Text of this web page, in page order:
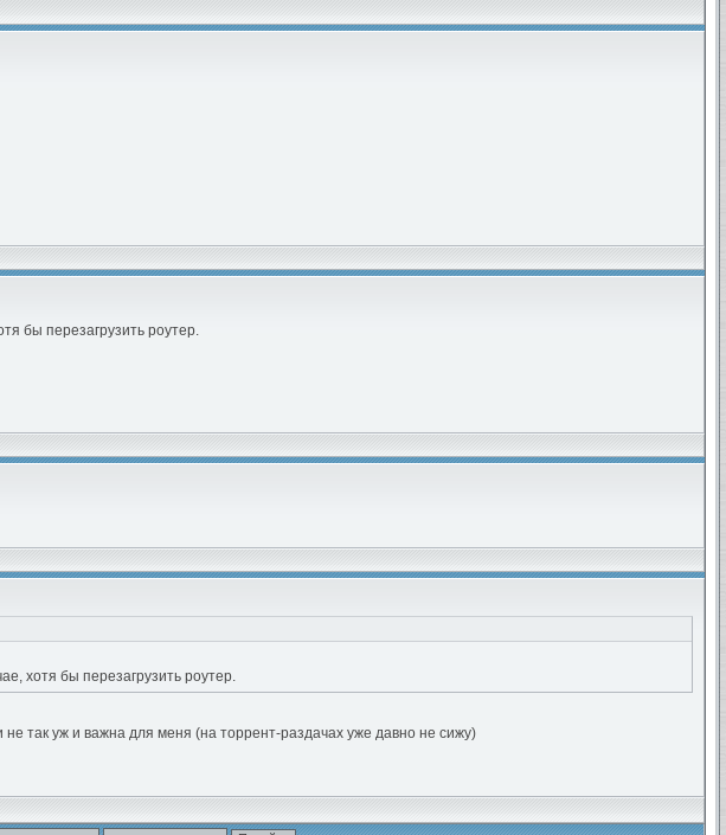
бы перезагрузить роутер.
хотя бы перезагрузить роутер.
не так уж и важна для меня (на торрент-раздачах уже давно не сижу)